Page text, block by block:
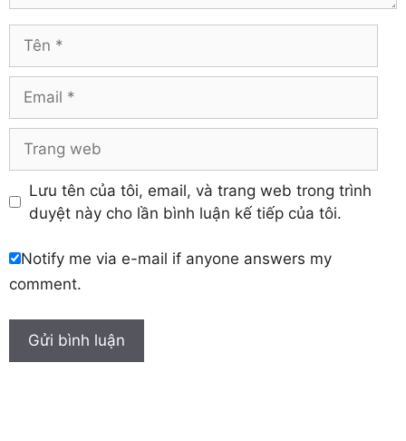
Hậu Giang
Hưng Yên
Khánh Hòa
Vĩnh Phúc
web
Lưu tên của tôi, email, và trang web trong trình
duyệt này cho lần bình luận kế tiếp của tôi.
Notify me via e-mail if anyone answers my
comment.